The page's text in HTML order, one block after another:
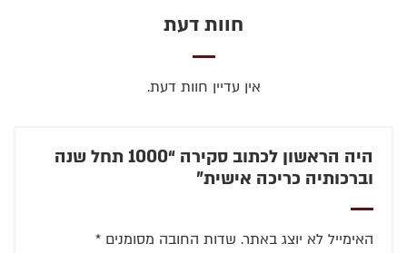
חוות דעת
אין עדיין חוות דעת.
היה הראשון לכתוב סקירה “1000 תחל שנה
וברכותיה כריכה אישית”
האימייל לא יוצג באתר. שדות החובה מסומנים *